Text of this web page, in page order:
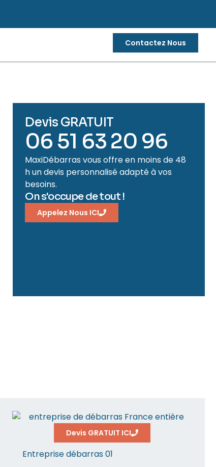
Contactez Nous
Devis GRATUIT
06 51 63 20 96
MaxiDébarras vous offre en moins de 48
h un devis personnalisé adapté à vos
besoins.
On s'occupe de tout !
Appelez Nous ICI
Devis GRATUIT ICI
Entreprise débarras 01